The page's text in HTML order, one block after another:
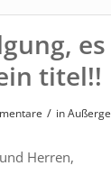
titel!!
/ in
Herren,